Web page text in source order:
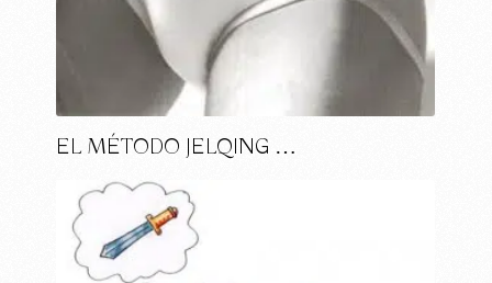
EL MÉTODO JELQING …